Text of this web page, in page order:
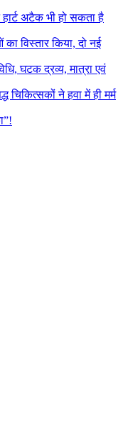
अटैक भी हो सकता है
विस्तार किया, दो नई
घटक द्रव्य, मात्रा एवं
चिकित्सकों ने हवा में ही मर्म